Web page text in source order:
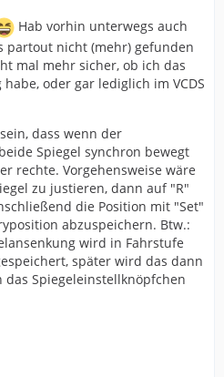
Hab vorhin unterwegs auch
partout nicht (mehr) gefunden
mal mehr sicher, ob ich das
oder gar lediglich im VCDS
dass wenn der
Spiegel synchron bewegt
rechte. Vorgehensweise wäre
zu justieren, dann auf "R"
die Position mit "Set"
abzuspeichern. Btw.:
wird in Fahrstufe
später wird das dann
Spiegeleinstellknöpfchen